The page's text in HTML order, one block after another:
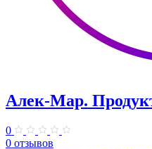
Алек-Мар.
0
0 отзывов